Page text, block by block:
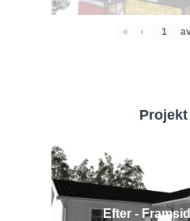
« ‹
Projekt
Efter -